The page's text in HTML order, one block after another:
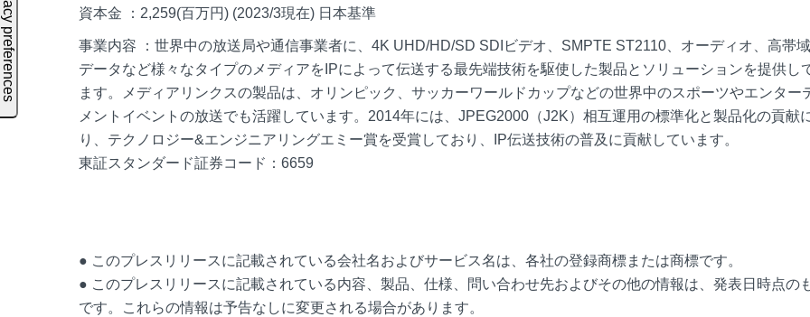
資本金 ：2,259(百万円) (2023/3現在) 日本基準
事業内容 ：世界中の放送局や通信事業者に、4K UHD/HD/SD SDIビデオ、SMPTE ST2110、オーディオ、高帯
データなど様々なタイプのメディアをIPによって伝送する最先端技術を駆使した製品とソリューションを提供し
ます。メディアリンクスの製品は、オリンピック、サッカーワールドカップなどの世界中のスポーツやエンター
メントイベントの放送でも活躍しています。2014年には、JPEG2000（J2K）相互運用の標準化と製品化の貢献
り、テクノロジー&エンジニアリングエミー賞を受賞しており、IP伝送技術の普及に貢献しています。
東証スタンダード証券コード：6659
● このプレスリリースに記載されている会社名およびサービス名は、各社の登録商標または商標です。
● このプレスリリースに記載されている内容、製品、仕様、問い合わせ先およびその他の情報は、発表日時点の
です。これらの情報は予告なしに変更される場合があります。